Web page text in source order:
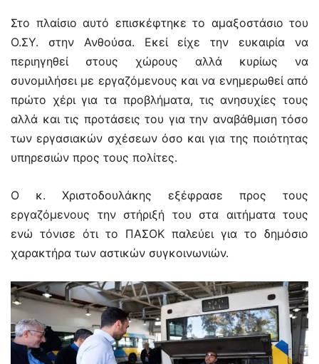
Στο πλαίσιο αυτό επισκέφτηκε το αμαξοστάσιο του
Ο.ΣΥ. στην Ανθούσα. Εκεί είχε την ευκαιρία να
περιηγηθεί στους χώρους αλλά κυρίως να
συνομιλήσει με εργαζόμενους και να ενημερωθεί από
πρώτο χέρι για τα προβλήματα, τις ανησυχίες τους
αλλά και τις προτάσεις του για την αναβάθμιση τόσο
των εργασιακών σχέσεων όσο και για της ποιότητας
υπηρεσιών προς τους πολίτες.
Ο κ. Χριστοδουλάκης εξέφρασε προς τους
εργαζόμενους την στήριξή του στα αιτήματα τους
ενώ τόνισε ότι το ΠΑΣΟΚ παλεύει για το δημόσιο
χαρακτήρα των αστικών συγκοινωνιών.